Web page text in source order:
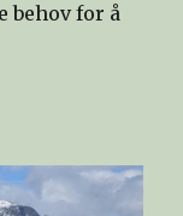
behov for å